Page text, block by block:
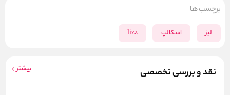
نقد و بررسی تخصصی بیشتر
برچسب ها
لیز اسکالپ lizz